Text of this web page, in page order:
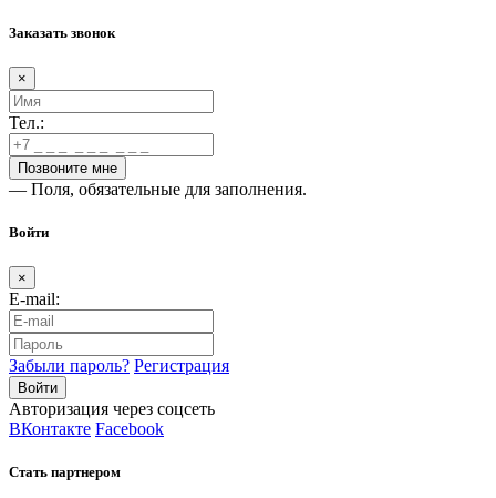
Заказать звонок
×
Тел.:
— Поля, обязательные для заполнения.
Войти
×
E-mail:
Забыли пароль? Регистрация
Авторизация через соцсеть
ВКонтакте Facebook
Стать партнером